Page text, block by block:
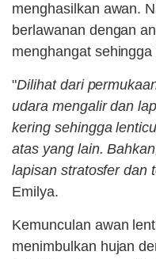
menghasilkan awan.
berlawanan dengan
menghangat
"Dilihat dari
udara mengalir dan
kering sehingga
atas yang lain.
lapisan stratosfer dan
Emilya.
Kemunculan awan
menimbulkan hujan